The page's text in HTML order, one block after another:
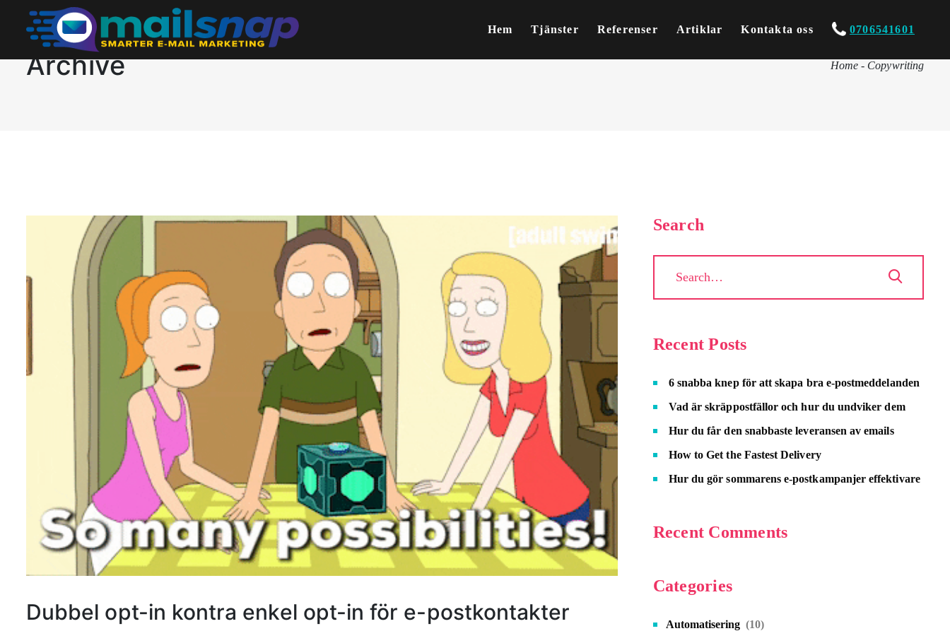
Hem Tjänster Referenser Artiklar Kontakta oss 0706541601
Archive Home - Copywriting
Dubbel opt-in kontra enkel opt-in för e-postkontakter
Search
Recent Posts
6 snabba knep för att skapa bra e-postmeddelanden
Vad är skräppostfällor och hur du undviker dem
Hur du får den snabbaste leveransen av emails
How to Get the Fastest Delivery
Hur du gör sommarens e-postkampanjer effektivare
Recent Comments
Categories
Automatisering (10)